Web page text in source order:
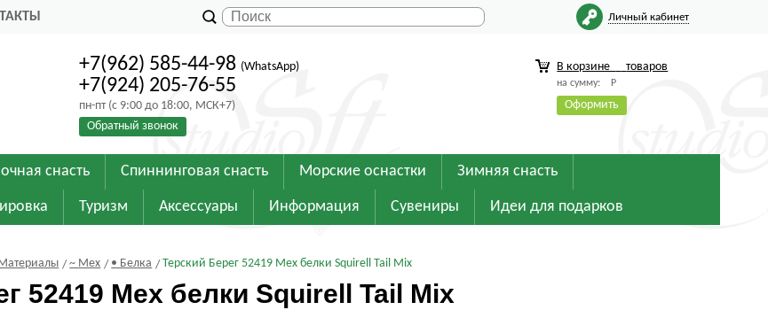
Личный кабинет
+7(962) 585-44-98 (WhatsApp)
+7(924) 205-76-55
пн-пт (с 9:00 до 18:00, МСК+7)
Обратный звонок
В корзине товаров
на сумму: Р
Оформить
снасть Спиннинговая снасть Морские оснастки Зимняя снасть
Туризм Аксессуары Информация Сувениры Идеи для подарков
~ Мех • Белка Терский Берег 52419 Мех белки Squirell Tail Mix
52419 Мех белки Squirell Tail Mix